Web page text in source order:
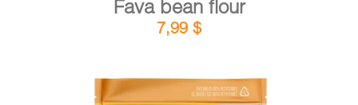
Fava bean flour
7,99 $